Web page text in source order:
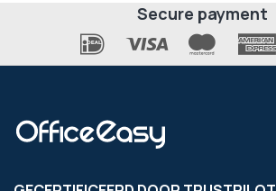
Secure payment